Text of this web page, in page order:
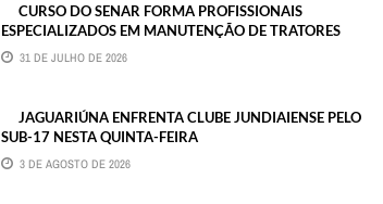
CURSO DO SENAR FORMA PROFISSIONAIS
ESPECIALIZADOS EM MANUTENÇÃO DE TRATORES
31 DE JULHO DE 2026
JAGUARIÚNA ENFRENTA CLUBE JUNDIAIENSE PELO
SUB-17 NESTA QUINTA-FEIRA
3 DE AGOSTO DE 2026